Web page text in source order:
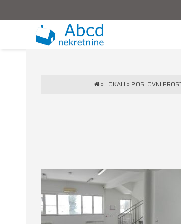
» LOKALI » POSLOVNI